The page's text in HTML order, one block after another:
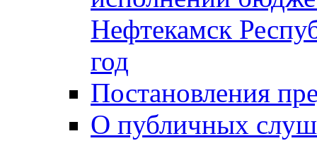
Нефтекамск
год
Постановления
О публичных